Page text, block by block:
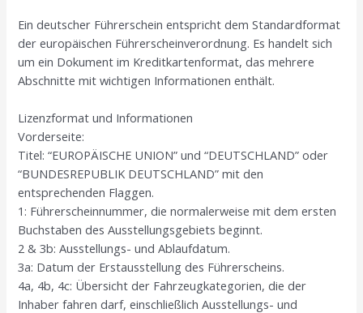
Ein deutscher Führerschein entspricht dem Standardformat
der europäischen Führerscheinverordnung. Es handelt sich
um ein Dokument im Kreditkartenformat, das mehrere
Abschnitte mit wichtigen Informationen enthält.
Lizenzformat und Informationen
Vorderseite:
Titel: “EUROPÄISCHE UNION” und “DEUTSCHLAND” oder
“BUNDESREPUBLIK DEUTSCHLAND” mit den
entsprechenden Flaggen.
1: Führerscheinnummer, die normalerweise mit dem ersten
Buchstaben des Ausstellungsgebiets beginnt.
2 & 3b: Ausstellungs- und Ablaufdatum.
3a: Datum der Erstausstellung des Führerscheins.
4a, 4b, 4c: Übersicht der Fahrzeugkategorien, die der
Inhaber fahren darf, einschließlich Ausstellungs- und